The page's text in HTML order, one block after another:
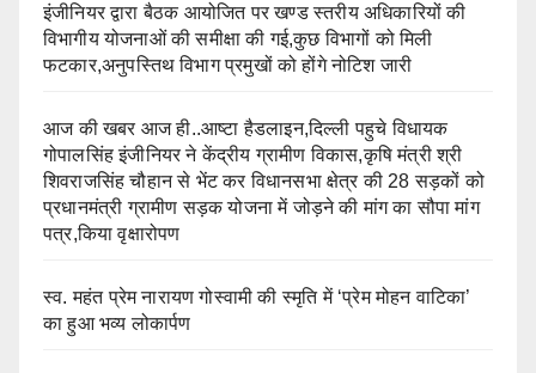
इंजीनियर द्वारा बैठक आयोजित पर खण्ड स्तरीय अधिकारियों की
विभागीय योजनाओं की समीक्षा की गई,कुछ विभागों को मिली
फटकार,अनुपस्तिथ विभाग प्रमुखों को होंगे नोटिश जारी
आज की खबर आज ही..आष्टा हैडलाइन,दिल्ली पहुचे विधायक
गोपालसिंह इंजीनियर ने केंद्रीय ग्रामीण विकास,कृषि मंत्री श्री
शिवराजसिंह चौहान से भेंट कर विधानसभा क्षेत्र की 28 सड़कों को
प्रधानमंत्री ग्रामीण सड़क योजना में जोड़ने की मांग का सौपा मांग
पत्र,किया वृक्षारोपण
स्व. महंत प्रेम नारायण गोस्वामी की स्मृति में ‘प्रेम मोहन वाटिका’
का हुआ भव्य लोकार्पण